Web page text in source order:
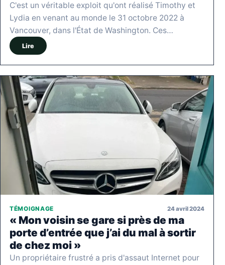
C'est un véritable exploit qu'ont réalisé Timothy et
Lydia en venant au monde le 31 octobre 2022 à
Vancouver, dans l'État de Washington. Ces…
Lire
TÉMOIGNAGE 24 avril 2024
« Mon voisin se gare si près de ma
porte d’entrée que j’ai du mal à sortir
de chez moi »
Un propriétaire frustré a pris d'assaut Internet pour